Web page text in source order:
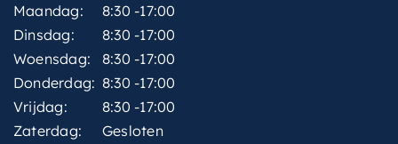
Maandag:
8:30 -17:00
Dinsdag:
8:30 -17:00
Woensdag:
8:30 -17:00
Donderdag: 8:30 -17:00
Vrijdag:
8:30 -17:00
Zaterdag:
Gesloten